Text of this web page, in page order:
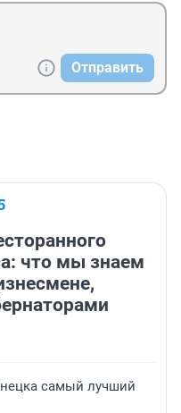
Отправить
что мы знаем
самый лучший